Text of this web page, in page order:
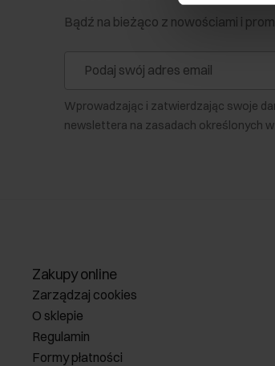
Bądź na bieżąco z nowościami i
Wprowadzając i zatwierdzając swoje
newslettera na zasadach określonych w
Zakupy online
Zarządzaj cookies
O sklepie
Regulamin
Formy płatności